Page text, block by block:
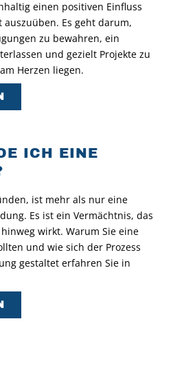
einen positiven Einfluss
auszuüben. Es geht darum,
zu bewahren, ein
und gezielt Projekte zu
Herzen liegen.
ICH EINE
ist mehr als nur eine
Es ist ein Vermächtnis, das
wirkt. Warum Sie eine
und wie sich der Prozess
gestaltet erfahren Sie in